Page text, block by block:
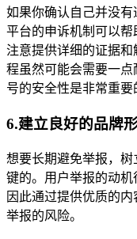
如果你确认自己并没有
平台的申诉机制可以帮
注意提供详细的证据
程虽然可能会需要一
号的安全性是非常重要
6.建立良好的品牌
想要长期避免举报，
键的。用户举报的动机
因此通过提供优质的
举报的风险。